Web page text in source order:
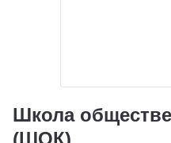
Школа
(ШОК)